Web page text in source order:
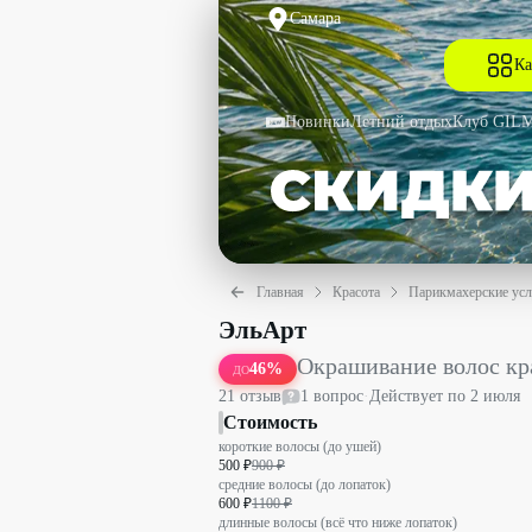
Самара
НовинкиЛетний отдыхКлуб
Главная Красота Парикмахерские
Окрашивание волос краской клиента
ЭльАрт
ДО46% Окрашивание волос
21отзыв 1 вопрос·Действует по 2 июля
Стоимость
короткие волосы (до ушей)
500 ₽900 ₽
средние волосы (до лопаток)
600 ₽1100 ₽
длинные волосы (всё что ниже лопаток)